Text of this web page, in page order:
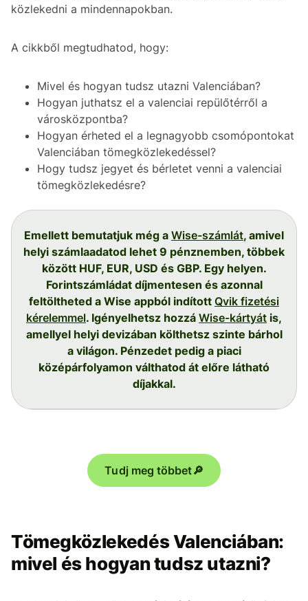
közlekedni a mindennapokban.
A cikkből megtudhatod, hogy:
Mivel és hogyan tudsz utazni Valenciában?
Hogyan juthatsz el a valenciai repülőtérről a
városközpontba?
Hogyan érheted el a legnagyobb csomópontokat
Valenciában tömegközlekedéssel?
Hogy tudsz jegyet és bérletet venni a valenciai
tömegközlekedésre?
Emellett bemutatjuk még a Wise-számlát, amivel
helyi számlaadatod lehet 9 pénznemben, többek
között HUF, EUR, USD és GBP. Egy helyen.
Forintszámládat díjmentesen és azonnal
feltöltheted a Wise appból indított Qvik fizetési
kérelemmel. Igényelhetsz hozzá Wise-kártyát is,
amellyel helyi devizában költhetsz szinte bárhol
a világon. Pénzedet pedig a piaci
középárfolyamon válthatod át előre látható
díjakkal.
Tudj meg többet🔎
Tömegközlekedés Valenciában:
mivel és hogyan tudsz utazni?